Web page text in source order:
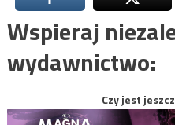
Wspieraj
wydawnictwo:
Czy jest